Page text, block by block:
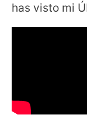
la
has visto mi